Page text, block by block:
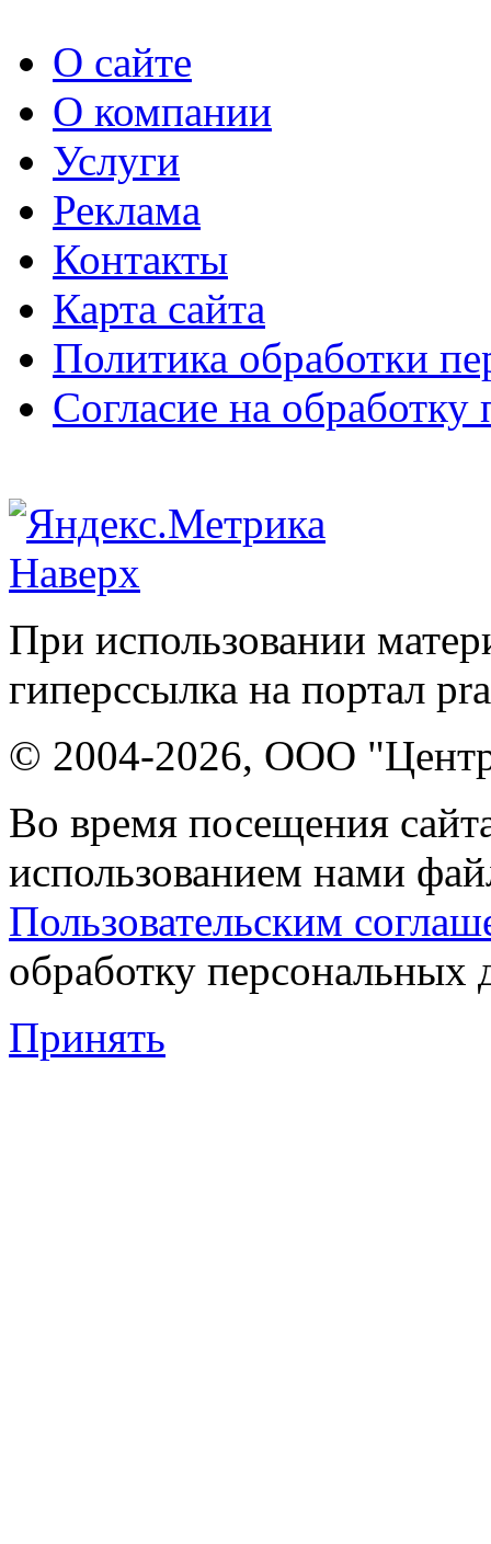
О сайте
О компании
Услуги
Реклама
Контакты
Карта сайта
Политика обработки
Согласие на
Наверх
При использовании
гиперссылка на портал
© 2004-2026, ООО "Центр
Во время посещения
использованием нами
Пользовательским
обработку персональных
Принять